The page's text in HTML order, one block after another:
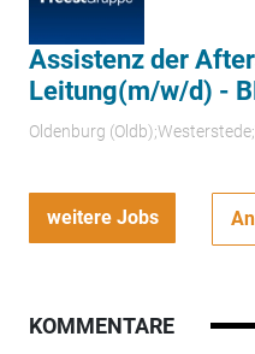
Assistenz der
Leitung(m/w/d) -
Oldenburg
weitere Jobs
KOMMENTARE